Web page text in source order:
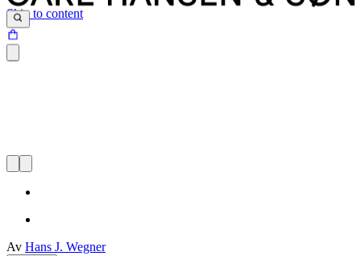
Skip to content
Av Hans J. Wegner